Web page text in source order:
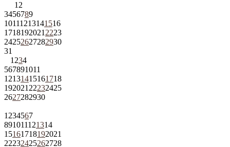
1 2
3456789
10111213141516
1718192021 2223
24252627282930
31
1 234
567891011
12131415161718
192021 22232425
2627282930
1 234567
891011121314
15161718192021
22232425262728